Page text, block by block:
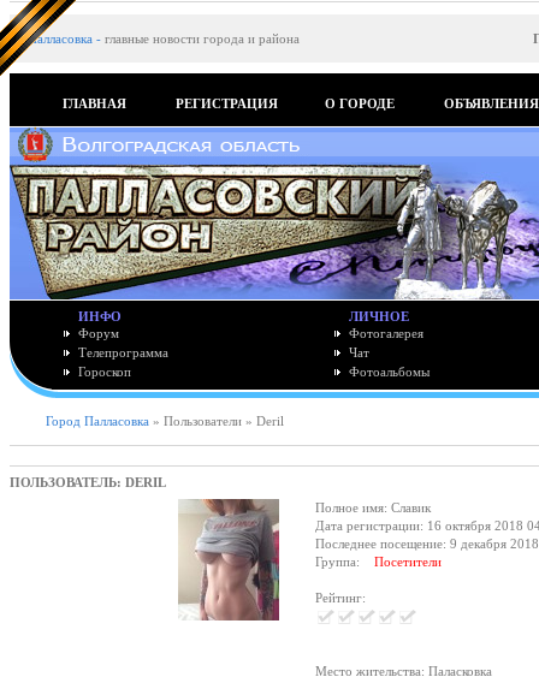
Палласовка - главные новости города и района
ГЛАВНАЯ РЕГИСТРАЦИЯ О ГОРОДЕ ОБЪЯВЛЕНИЯ
ИНФО
Форум
Телепрограмма
Гороскоп
ЛИЧНОЕ
Фотогалерея
Чат
Фотоальбомы
Город Палласовка » Пользователи » Deril
ПОЛЬЗОВАТЕЛЬ: DERIL
Полное имя: Славик
Дата регистрации: 16 октября 2018
Последнее посещение: 9 декабря
Группа:Посетители
Рейтинг:
Место жительства: Паласковка